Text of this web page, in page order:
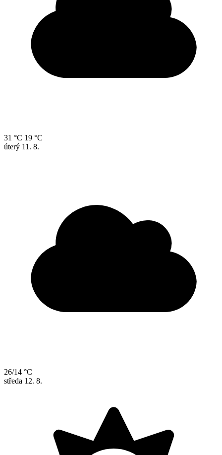
31 °C 19 °C
úterý 11. 8.
26/14 °C
středa 12. 8.